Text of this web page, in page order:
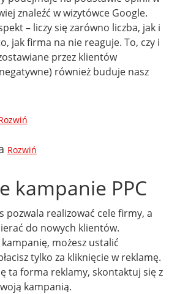
znaleźć w wizytówce Google.
– liczy się zarówno liczba, jak i
jak firma na nie reaguje. To, czy i
przez klientów
również buduje nasz
Rozwiń
kampanie PPC
pozwala realizować cele firmy, a
do nowych klientów.
możesz ustalić
tylko za kliknięcie w reklamę.
ta forma reklamy, skontaktuj się z
kampanią.